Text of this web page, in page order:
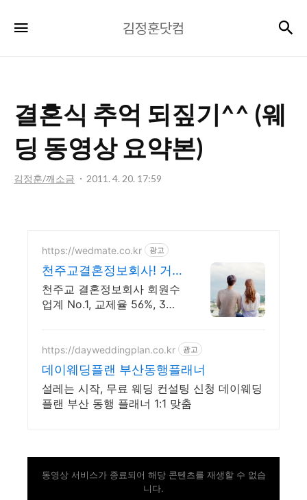
정
김정훈닷컴
결혼식 추억 되짚기^^ (웨
딩 동영상 요약본)
김정훈/깨소금 2011. 4. 20. 17:59
https://wedmate.co.kr 광고
천주교결혼정보회사! 거
들짝 이상형 프로필 무료
받아보기
천주교 결혼정보회사 회원수
업계 No.1, 교제율 56%, 3명
https://dayweddingplan.co.kr 광고
데이웨딩플랜 부산동행플래너
설레는 시작, 무료 웨딩 컨설팅 신청 데이웨딩
플랜 부산 동행 플래너 1:1 맞춤
동영상 서비스가 종료되어 해당 콘텐츠를 재생할 수 없습
니다.